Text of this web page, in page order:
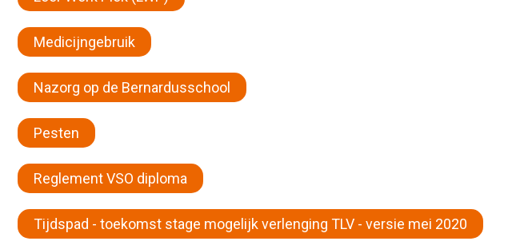
Medicijngebruik
Nazorg op de Bernardusschool
Pesten
Reglement VSO diploma
Tijdspad - toekomst stage mogelijk verlenging TLV - versie mei 2020